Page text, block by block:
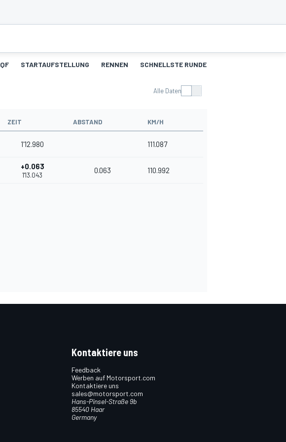
QF STARTAUFSTELLUNG RENNEN SCHNELLSTE RUNDEN
Alle Daten
ZEIT ABSTAND KM/H
1'12.980 111.087
+0.063
1'13.043
0.063 110.992
Kontaktiere uns
Feedback
Werben auf Motorsport.com
Kontaktiere uns
sales@motorsport.com
Hans-Pinsel-Straße 9b
85540 Haar
Germany